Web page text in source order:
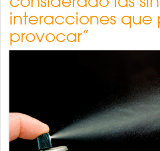
interacciones que
provocar”